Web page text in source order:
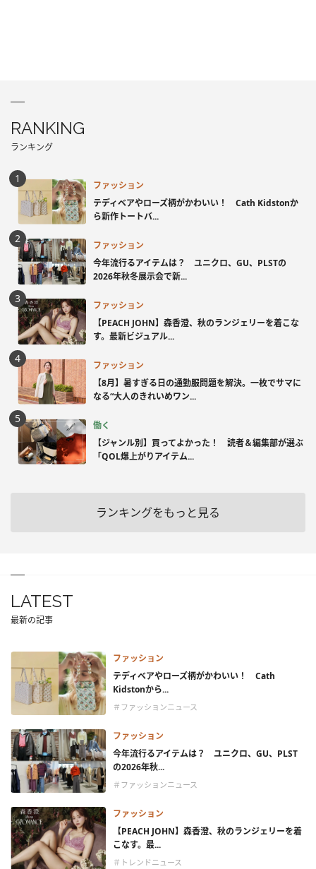
RANKING
ランキング
ファッション
テディベアやローズ柄がかわいい！ Cath Kidstonか
ら新作トートバ...
ファッション
今年流行るアイテムは？ ユニクロ、GU、PLSTの
2026年秋冬展示会で新...
ファッション
【PEACH JOHN】森香澄、秋のランジェリーを着こな
す。最新ビジュアル...
ファッション
【8月】暑すぎる日の通勤服問題を解決。一枚でサマに
なる“大人のきれいめワン...
働く
【ジャンル別】買ってよかった！ 読者＆編集部が選ぶ
「QOL爆上がりアイテム...
ランキングをもっと見る
LATEST
最新の記事
ファッション
テディベアやローズ柄がかわいい！ Cath
Kidstonから...
＃ファッションニュース
ファッション
今年流行るアイテムは？ ユニクロ、GU、PLST
の2026年秋...
＃ファッションニュース
ファッション
【PEACH JOHN】森香澄、秋のランジェリーを着
こなす。最...
＃トレンドニュース